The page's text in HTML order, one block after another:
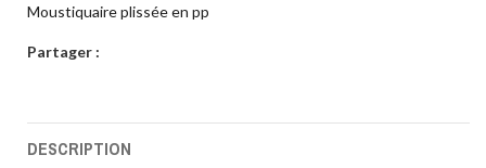
Moustiquaire plissée en pp
Partager :
DESCRIPTION